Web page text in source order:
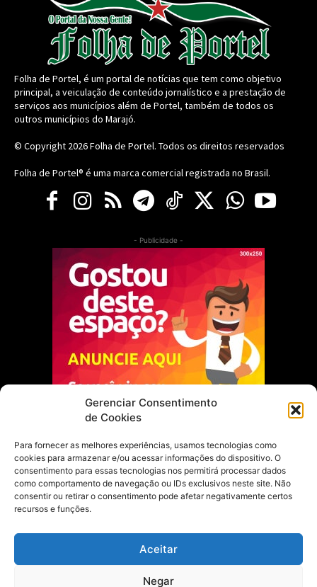
Gerenciar Consentimento
de Cookies
Para fornecer as melhores experiências, usamos tecnologias como
cookies para armazenar e/ou acessar informações do dispositivo. O
consentimento para essas tecnologias nos permitirá processar dados
como comportamento de navegação ou IDs exclusivos neste site. Não
consentir ou retirar o consentimento pode afetar negativamente certos
recursos e funções.
Aceitar
Negar
Folha de Portel, é um portal de notícias que tem como objetivo
principal, a veiculação de conteúdo jornalístico e a prestação de
serviços aos municípios além de Portel, também de todos os
outros municípios do Marajó.
© Copyright 2026Folha de Portel. Todos os direitos reservados
Folha de Portel® é uma marca comercial registrada no Brasil.
- Publicidade -
Escolha do Editor
Justiça Itinerante garante regularização
fundiária e casamento comunitário para
famílias em Portel
21 de maio de 2026
feminino pelos Jogos Estudantis Paraenses